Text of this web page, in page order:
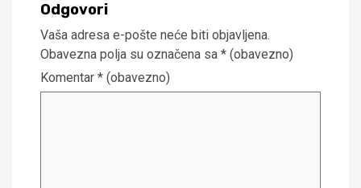
Odgovori
Vaša adresa e-pošte neće biti objavljena.
Obavezna polja su označena sa * (obavezno)
Komentar * (obavezno)